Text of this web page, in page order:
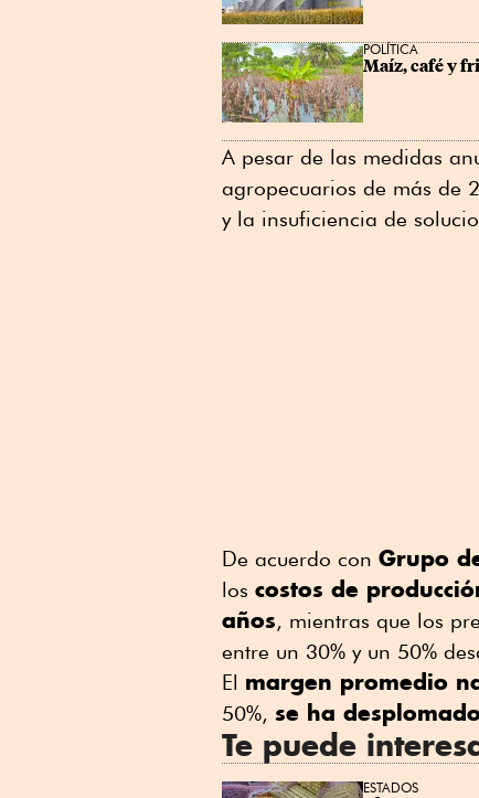
POLÍTICA
Maíz, café y
A pesar de las medidas
agropecuarios de más de
y la insuficiencia de
De acuerdo con Grupo
los costos de
años, mientras que los
entre un 30% y un 50%
El margen promedio
50%, se ha
Te puede
ESTADOS